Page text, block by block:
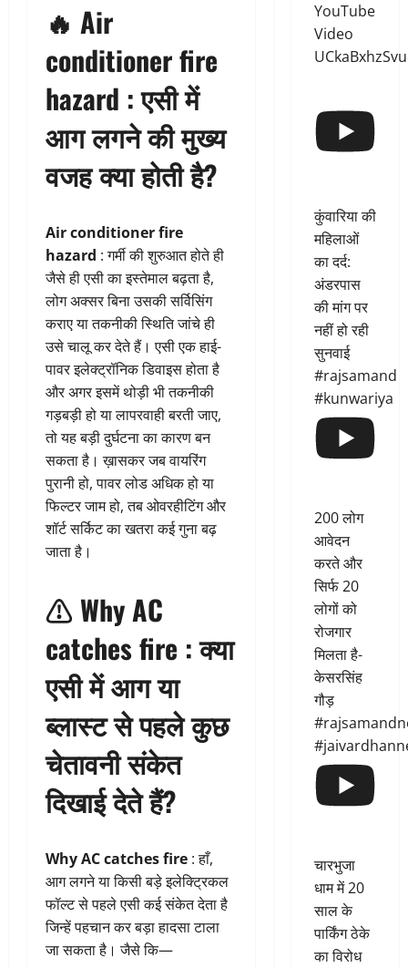
🔥 Air
conditioner fire
hazard : एसी में
आग लगने की मुख्य
वजह क्या होती है?
Air conditioner fire
hazard : गर्मी की शुरुआत होते ही
जैसे ही एसी का इस्तेमाल बढ़ता है,
लोग अक्सर बिना उसकी सर्विसिंग
कराए या तकनीकी स्थिति जांचे ही
उसे चालू कर देते हैं। एसी एक हाई-
पावर इलेक्ट्रॉनिक डिवाइस होता है
और अगर इसमें थोड़ी भी तकनीकी
गड़बड़ी हो या लापरवाही बरती जाए,
तो यह बड़ी दुर्घटना का कारण बन
सकता है। ख़ासकर जब वायरिंग
पुरानी हो, पावर लोड अधिक हो या
फिल्टर जाम हो, तब ओवरहीटिंग और
शॉर्ट सर्किट का खतरा कई गुना बढ़
जाता है।
⚠️ Why AC
catches fire : क्या
एसी में आग या
ब्लास्ट से पहले कुछ
चेतावनी संकेत
दिखाई देते हैं?
Why AC catches fire : हाँ,
आग लगने या किसी बड़े इलेक्ट्रिकल
फॉल्ट से पहले एसी कई संकेत देता है
जिन्हें पहचान कर बड़ा हादसा टाला
जा सकता है। जैसे कि—
YouTube
Video
कुंवारिया की
महिलाओं
का दर्द:
अंडरपास
की मांग पर
नहीं हो रही
सुनवाई
#rajsamand
#kunwariya
200 लोग
आवेदन
करते और
सिर्फ 20
लोगों को
रोजगार
मिलता है-
केसरसिंह
गौड़
चारभुजा
धाम में 20
साल के
पार्किंग ठेके
का विरोध